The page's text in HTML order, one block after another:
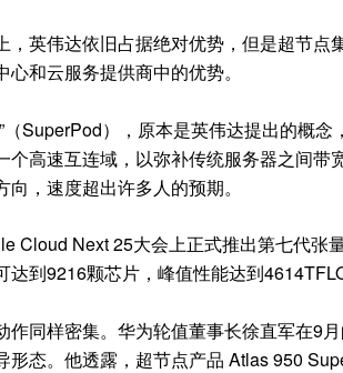
，英伟达依旧占据绝对优势，但是超节
心和云服务提供商中的优势。
（SuperPod），原本是英伟达提出的概
个高速互连域，以弥补传统服务器之间
向，速度超出许多人的预期。
Cloud Next 25大会上正式推出第七代张
达到9216颗芯片，峰值性能达到
作同样密集。华为轮值董事长徐直军在9
形态。他透露，超节点产品 Atlas 950